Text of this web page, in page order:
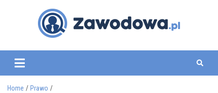
zawodowa.pl
Home
Prawo